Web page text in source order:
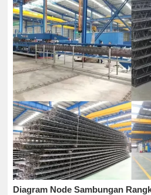
Diagram Node Sambungan